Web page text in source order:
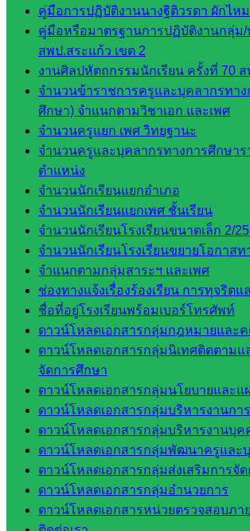
คู่มือการปฏิบัติงานนางฐิติวรดา ผักไหม
คู่มือหรือมาตรฐานการปฏิบัติงานกลุ่ม/
สพป.สระแก้ว เขต 2
งานศิลปหัตถกรรมนักเรียน ครั้งที่ 70 ส
จำนวนข้าราชการครูและบุคลากรทา
ศึกษา) จำแนกตามวิชาเอก และเพศ
จำนวนครูแยก เพศ วิทยฐานะ
จำนวนครูและบุคลากรทางการศึกษาร
ตำแหน่ง
จำนวนนักเรียนแยกอำเภอ
จำนวนนักเรียนแยกเพศ ชั้นเรียน
จำนวนนักเรียนโรงเรียนขนาดเล็ก 2/
จำนวนนักเรียนโรงเรียนขยายโอกาส
จำแนกตามกลุ่มสาระฯ และเพศ
ช่องทางแจ้งเรื่องร้องเรียน การทุจริต
ชื่อที่อยู่โรงเรียนพร้อมเบอร์โทรศัพท์
ดาวน์โหลดเอกสารกลุ่มกฎหมายและ
ดาวน์โหลดเอกสารกลุ่มนิเทศติดตามแ
จัดการศึกษา
ดาวน์โหลดเอกสารกลุ่มนโยบายและแ
ดาวน์โหลดเอกสารกลุ่มบริหารงานกา
ดาวน์โหลดเอกสารกลุ่มบริหารงานบุค
ดาวน์โหลดเอกสารกลุ่มพัฒนาครูและ
ดาวน์โหลดเอกสารกลุ่มส่งเสริมการจั
ดาวน์โหลดเอกสารกลุ่มอำนวยการ
ดาวน์โหลดเอกสารหน่วยตรวจสอบภา
เสริมการ
จัดการ
ศึกษา
กลุ่ม
บริหาร
งาน
บุคคล
กลุ่ม
พัฒนาครู
และบุ
คลากรฯ
กลุ่มนิ
เทศ
ติดตาม
และประ
เมินผลฯ
เว็บไซต์
หลักสูตร
ต้าน
ทุจริต
ห้อง
นิเทศ
ศน.นิพนธ์
พรมพิไล
ห้อง
นิเทศ